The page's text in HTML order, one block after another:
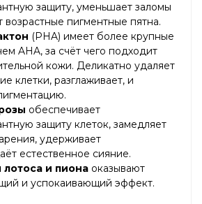
защиту, уменьшает заломы
возрастные пигментные пятна.
(PHA) имеет более крупные
AHA, за счёт чего подходит
кожи. Деликатно удаляет
клетки, разглаживает, и
обеспечивает
защиту клеток, замедляет
удерживает
естественное сияние.
лотоса и пиона оказывают
и успокаивающий эффект.